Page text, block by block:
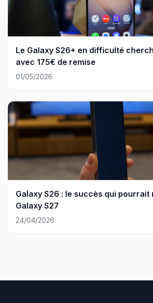
Le Galaxy S26+ en difficulté
avec 175€ de remise
01/05/2026
Galaxy S26 : le succès qui pourrait
Galaxy S27
24/04/2026